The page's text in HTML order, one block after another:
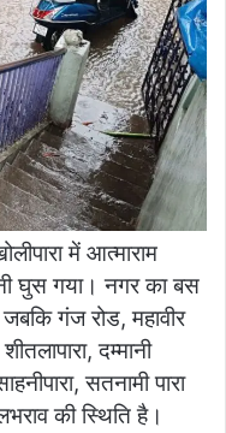
में आत्माराम
घुस गया। नगर का बस
गंज रोड, महावीर
दम्मानी
सतनामी पारा
की स्थिति है।